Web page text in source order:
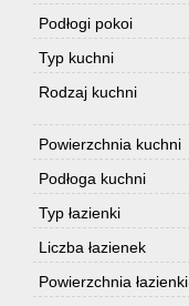
Podłogi pokoi
Typ kuchni
Rodzaj kuchni
Powierzchnia kuchni
Podłoga kuchni
Typ łazienki
Liczba łazienek
Powierzchnia łazienki